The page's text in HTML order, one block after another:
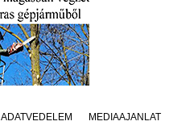
ADATVÉDELEM MÉDIAAJÁNLAT